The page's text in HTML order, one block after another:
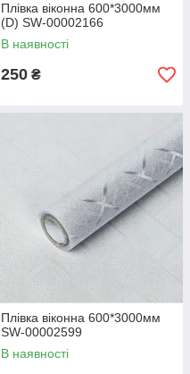
Плівка віконна 600*3000мм
(D) SW-00002166
В наявності
250 ₴
Плівка віконна 600*3000мм
SW-00002599
В наявності